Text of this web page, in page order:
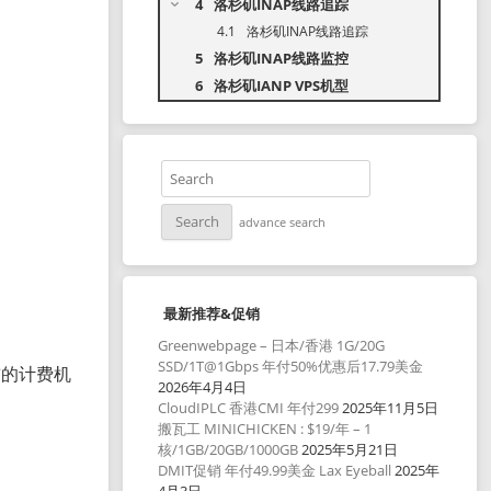
计费机
洛杉矶INAP线路追踪
洛杉矶INAP线路追踪
洛杉矶INAP线路监控
洛杉矶IANP VPS机型
advance search
最新推荐&促销
Greenwebpage – 日本/香港 1G/20G
SSD/1T@1Gbps 年付50%优惠后17.79美金
2026年4月4日
CloudIPLC 香港CMI 年付2992025年11月5日
搬瓦工 MINICHICKEN : $19/年 – 1
核/1GB/20GB/1000GB2025年5月21日
DMIT促销 年付49.99美金 Lax Eyeball 2025年